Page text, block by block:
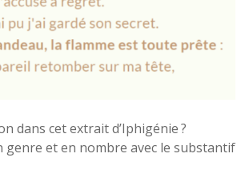
dans cet extrait d’Iphigénie ?
genre et en nombre avec le substantif